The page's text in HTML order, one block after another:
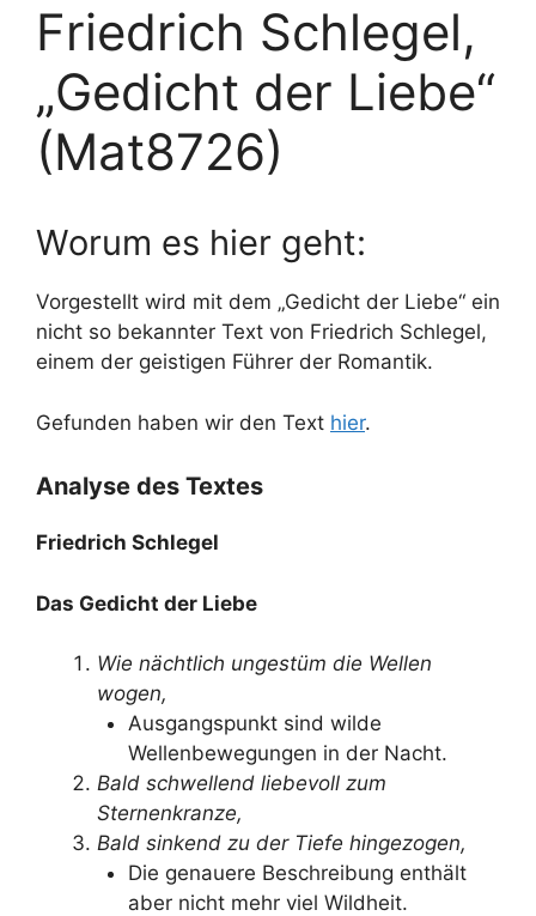
Friedrich Schlegel,
„Gedicht der Liebe“
(Mat8726)
Worum es hier geht:
Vorgestellt wird mit dem „Gedicht der Liebe“ ein
nicht so bekannter Text von Friedrich Schlegel,
einem der geistigen Führer der Romantik.
Gefunden haben wir den Text hier.
Analyse des Textes
Friedrich Schlegel
Das Gedicht der Liebe
Wie nächtlich ungestüm die Wellen
wogen,
Ausgangspunkt sind wilde
Wellenbewegungen in der Nacht.
Bald schwellend liebevoll zum
Sternenkranze,
Bald sinkend zu der Tiefe hingezogen,
Die genauere Beschreibung enthält
aber nicht mehr viel Wildheit.